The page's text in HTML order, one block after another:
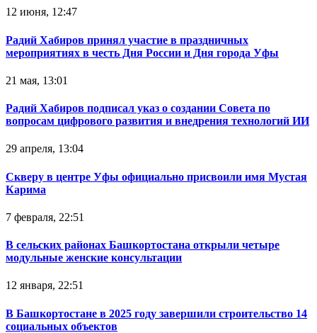
12 июня, 12:47
Радий Хабиров принял участие в праздничных
мероприятиях в честь Дня России и Дня города Уфы
21 мая, 13:01
Радий Хабиров подписал указ о создании Совета по
вопросам цифрового развития и внедрения технологий ИИ
29 апреля, 13:04
Скверу в центре Уфы официально присвоили имя Мустая
Карима
7 февраля, 22:51
В сельских районах Башкортостана открыли четыре
модульные женские консультации
12 января, 22:51
В Башкортостане в 2025 году завершили строительство 14
социальных объектов